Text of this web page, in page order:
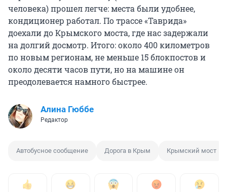
человека) прошел легче: места были удобнее,
кондиционер работал. По трассе «Таврида»
доехали до Крымского моста, где нас задержали
на долгий досмотр. Итого: около400 километров
по новым регионам, не меньше 15 блокпостов и
около десяти часов пути, но на машине он
преодолевается намного быстрее.
Алина Гюббе
Редактор
Автобусное сообщение Дорога в Крым Крымский мост